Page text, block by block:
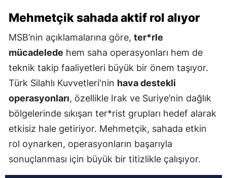
Mehmetçik sahada aktif rol alıyor
MSB’nin açıklamalarına göre, ter*rle
mücadelede hem saha operasyonları hem de
teknik takip faaliyetleri büyük bir önem taşıyor.
Türk Silahlı Kuvvetleri'nin hava destekli
operasyonları, özellikle Irak ve Suriye’nin dağlık
bölgelerinde sıkışan ter*rist grupları hedef alarak
etkisiz hale getiriyor. Mehmetçik, sahada etkin
rol oynarken, operasyonların başarıyla
sonuçlanması için büyük bir titizlikle çalışıyor.